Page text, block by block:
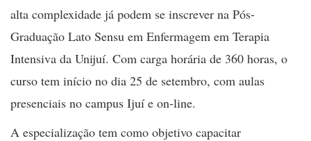
alta complexidade já podem se inscrever na Pós-
Graduação Lato Sensu em Enfermagem em Terapia
Intensiva da Unijuí. Com carga horária de 360 horas, o
curso tem início no dia 25 de setembro, com aulas
presenciais no campus Ijuí e on-line.
A especialização tem como objetivo capacitar